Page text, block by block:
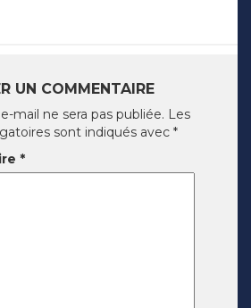
UN COMMENTAIRE
mail ne sera pas publiée. Les
sont indiqués avec *
*